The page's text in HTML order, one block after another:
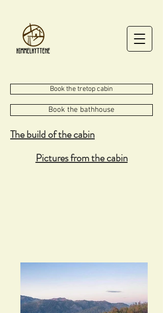
Book the tretop cabin
Book the bathhouse
The build of the cabin
Pictures from the cabin